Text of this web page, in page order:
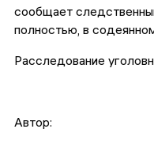
сообщает
полностью, в
Расследование
Автор: